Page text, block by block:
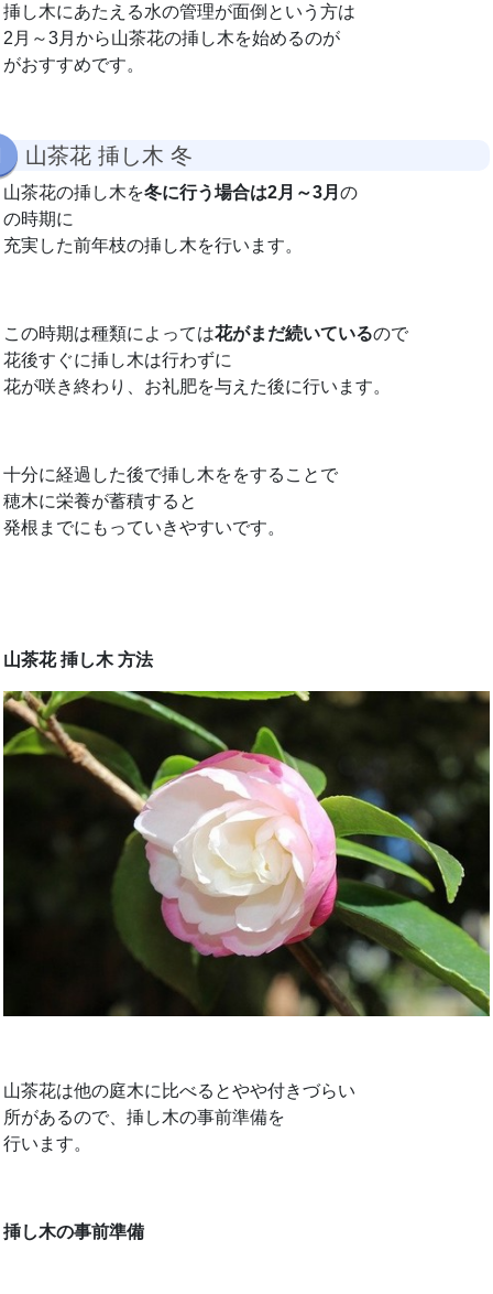
挿し木にあたえる水の管理が面倒という方は
2月～3月から山茶花の挿し木を始めるのが
がおすすめです。
山茶花 挿し木 冬
山茶花の挿し木を冬に行う場合は2月～3月 の
の時期に
充実した前年枝の挿し木を行います。
この時期は種類によっては花がまだ続いているので
花後すぐに挿し木は行わずに
花が咲き終わり、お礼肥を与えた後に行います。
十分に経過した後で挿し木ををすることで
穂木に栄養が蓄積すると
発根までにもっていきやすいです。
山茶花 挿し木 方法
山茶花は他の庭木に比べるとやや付きづらい
所があるので、挿し木の事前準備を
行います。
挿し木の事前準備